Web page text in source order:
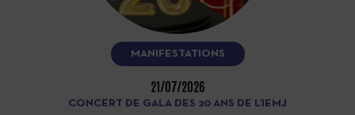
MANIFESTATIONS
21/07/2026
CONCERT DE GALA DES 20 ANS DE L’IEMJ